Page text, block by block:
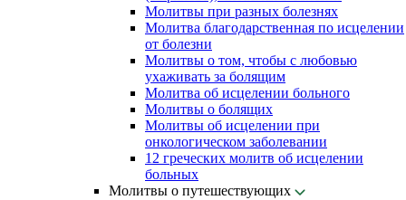
Молитвы при разных болезнях
Молитва благодарственная по исцелении
от болезни
Молитвы о том, чтобы с любовью
ухаживать за болящим
Молитва об исцелении больного
Молитвы о болящих
Молитвы об исцелении при
онкологическом заболевании
12 греческих молитв об исцелении
больных
Молитвы о путешествующих